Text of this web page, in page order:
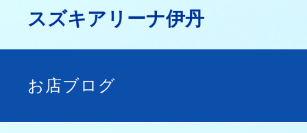
スズキアリーナ伊丹
お店ブログ